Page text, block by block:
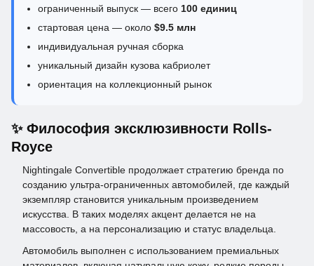
ограниченный выпуск — всего 100 единиц
стартовая цена — около $9.5 млн
индивидуальная ручная сборка
уникальный дизайн кузова кабриолет
ориентация на коллекционный рынок
✨ Философия эксклюзивности Rolls-
Royce
Nightingale Convertible продолжает стратегию бренда по
созданию ультра-ограниченных автомобилей, где каждый
экземпляр становится уникальным произведением
искусства. В таких моделях акцент делается не на
массовость, а на персонализацию и статус владельца.
Автомобиль выполнен с использованием премиальных